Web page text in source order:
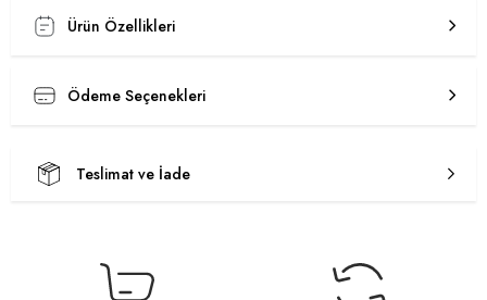
Ürün Özellikleri
Ödeme Seçenekleri
Teslimat ve İade